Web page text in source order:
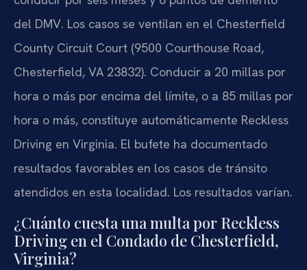
del DMV. Los casos se ventilan en el Chesterfield
County Circuit Court (9500 Courthouse Road,
Chesterfield, VA 23832). Conducir a 20 millas por
hora o más por encima del límite, o a 85 millas por
hora o más, constituye automáticamente Reckless
Driving en Virginia. El bufete ha documentado
resultados favorables en los casos de tránsito
atendidos en esta localidad. Los resultados varían.
¿Cuánto cuesta una multa por Reckless
Driving en el Condado de Chesterfield,
Virginia?